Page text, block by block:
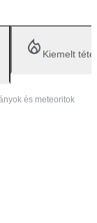
Kiemelt
és meteoritok